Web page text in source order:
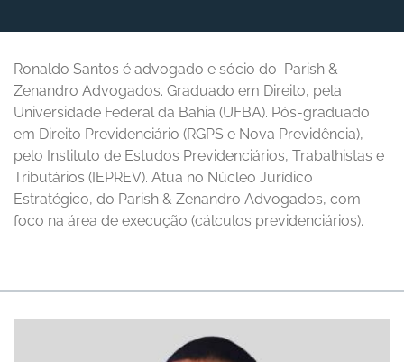
Ronaldo Santos é advogado e sócio do Parish &
Zenandro Advogados. Graduado em Direito, pela
Universidade Federal da Bahia (UFBA). Pós-graduado
em Direito Previdenciário (RGPS e Nova Previdência),
pelo Instituto de Estudos Previdenciários, Trabalhistas e
Tributários (IEPREV). Atua no Núcleo Jurídico
Estratégico, do Parish & Zenandro Advogados, com
foco na área de execução (cálculos previdenciários).